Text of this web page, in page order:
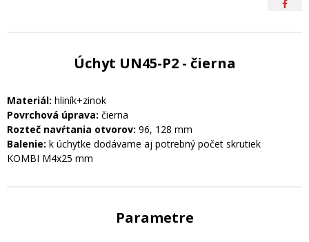
Úchyt UN45-P2 - čierna
Materiál: hliník+zinok
Povrchová úprava: čierna
Rozteč navŕtania otvorov: 96, 128 mm
Balenie: k úchytke dodávame aj potrebný počet skrutiek
KOMBI M4x25 mm
Parametre